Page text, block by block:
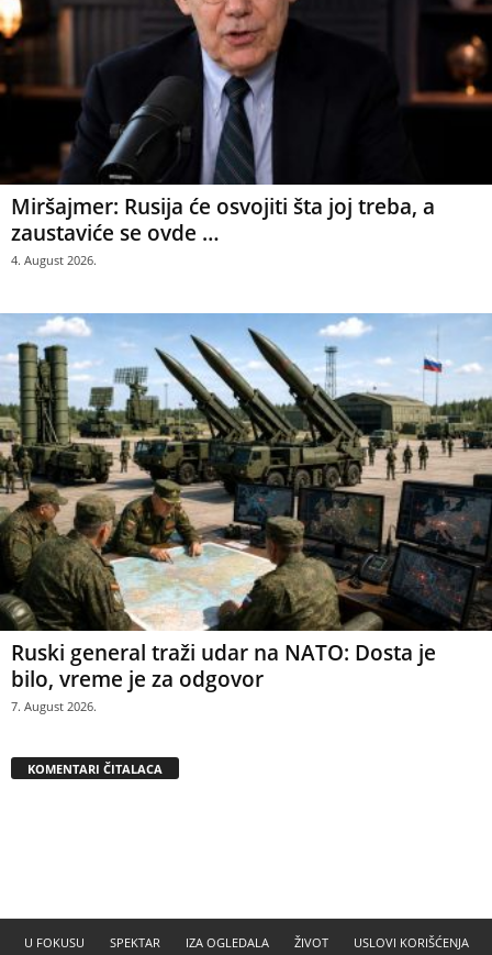
Miršajmer: Rusija će osvojiti šta joj treba, a
zaustaviće se ovde …
4. August 2026.
Ruski general traži udar na NATO: Dosta je
bilo, vreme je za odgovor
7. August 2026.
KOMENTARI ČITALACA
U FOKUSU SPEKTAR IZA OGLEDALA ŽIVOT USLOVI KORIŠĆENJA